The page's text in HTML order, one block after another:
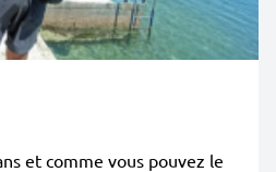
et comme vous pouvez le